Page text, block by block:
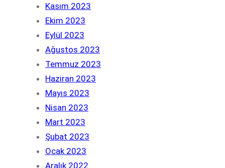
Kasım 2023
Ekim 2023
Eylül 2023
Ağustos 2023
Temmuz 2023
Haziran 2023
Mayıs 2023
Nisan 2023
Mart 2023
Şubat 2023
Ocak 2023
Aralık 2022